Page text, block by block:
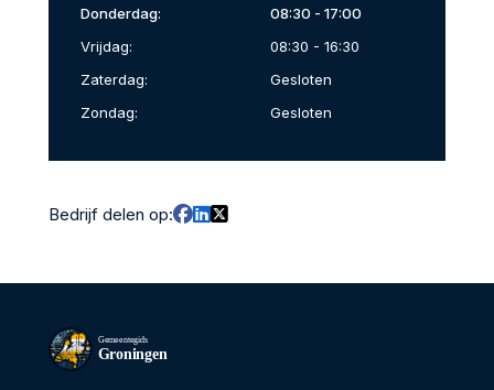
Donderdag:
08:30 - 17:00
Vrijdag:
08:30 - 16:30
Zaterdag:
Gesloten
Zondag:
Gesloten
Bedrijf delen op:
Gemeentegids
Groningen